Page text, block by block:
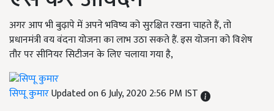
अगर आप भी बुढ़ापे में अपने भविष्य को सुरक्षित रखना चाहते हैं, तो
प्रधानमंत्री वय वंदना योजना का लाभ उठा सकते हैं. इस योजना को विशेष
तौर पर सीनियर सिटीजन के लिए चलाया गया है,
सिप्पू कुमारUpdated on 6 July, 2020 2:56 PM IST